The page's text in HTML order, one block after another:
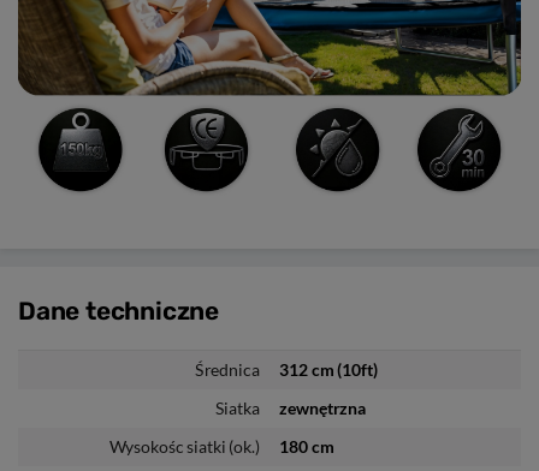
Dane techniczne
Średnica
312 cm (10ft)
Siatka
zewnętrzna
Wysokośc siatki (ok.)
180 cm